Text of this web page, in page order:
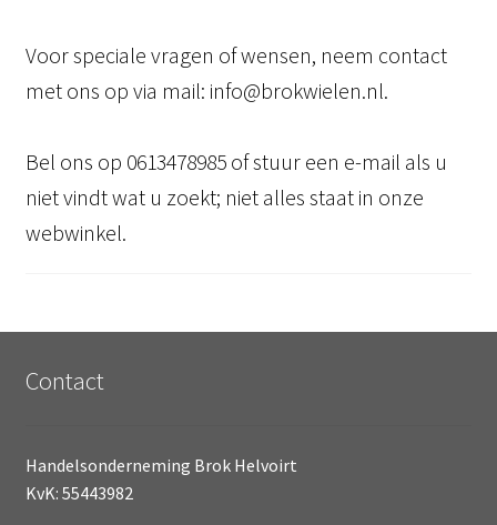
Voor speciale vragen of wensen, neem contact
met ons op via mail: info@brokwielen.nl.
Bel ons op 0613478985 of stuur een e-mail als u
niet vindt wat u zoekt; niet alles staat in onze
webwinkel.
Contact
Handelsonderneming Brok Helvoirt
KvK: 55443982